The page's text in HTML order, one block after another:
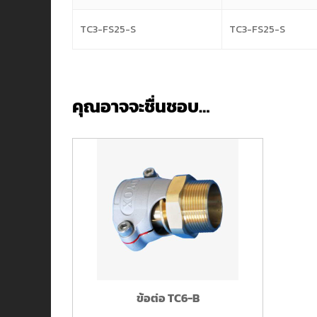
TC3-FS25-S TC3-FS25-S
คุณอาจจะชื่นชอบ…
ข้อต่อ TC6-B